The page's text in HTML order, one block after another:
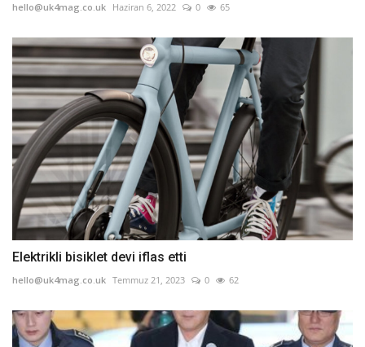
hello@uk4mag.co.uk Haziran 6, 2022 0 65
Elektrikli bisiklet devi iflas etti
hello@uk4mag.co.uk Temmuz 21, 2023 0 62